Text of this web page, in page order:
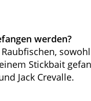
werden?
Stickbait
Jack Crevalle.